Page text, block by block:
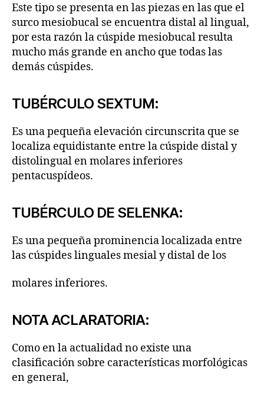
Este tipo se presenta en las piezas en las que el
surco mesiobucal se encuentra distal al lingual,
por esta razón la cúspide mesiobucal resulta
mucho más grande en ancho que todas las
demás cúspides.
TUBÉRCULO SEXTUM:
Es una pequeña elevación circunscrita que se
localiza equidistante entre la cúspide distal y
distolingual en molares inferiores
pentacuspídeos.
TUBÉRCULO DE SELENKA:
Es una pequeña prominencia localizada entre
las cúspides linguales mesial y distal de los
molares inferiores.
NOTA ACLARATORIA:
Como en la actualidad no existe una
clasificación sobre características morfológicas
en general,